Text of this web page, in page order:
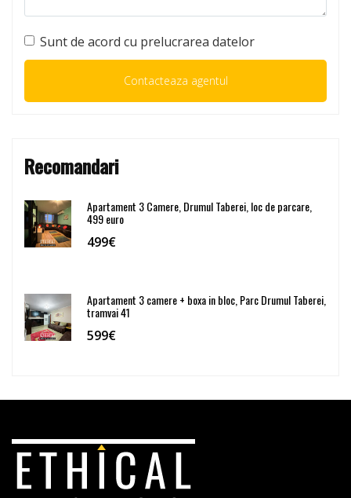
Sunt de acord cu prelucrarea datelor
Recomandari
Apartament 3 Camere, Drumul Taberei, loc de parcare,
499 euro
499€
Apartament 3 camere + boxa in bloc, Parc Drumul Taberei,
tramvai 41
599€